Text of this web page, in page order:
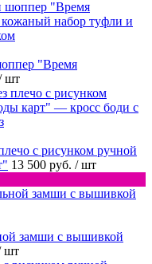
"Время
шт
с рисунком ручной
13 500 руб. / шт
замши с вышивкой
шт